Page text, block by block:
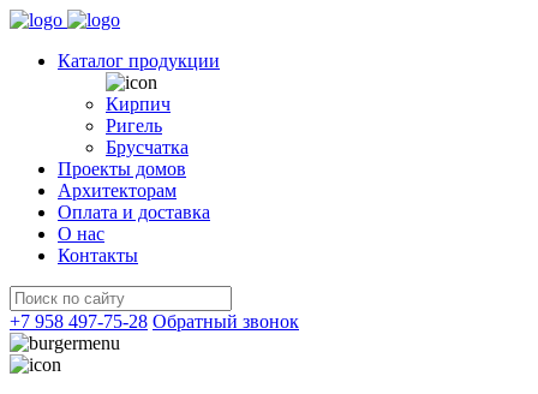
Каталог продукции
Кирпич
Ригель
Брусчатка
Проекты домов
Архитекторам
Оплата и доставка
О нас
Контакты
+7 958 497-75-28 Обратный звонок